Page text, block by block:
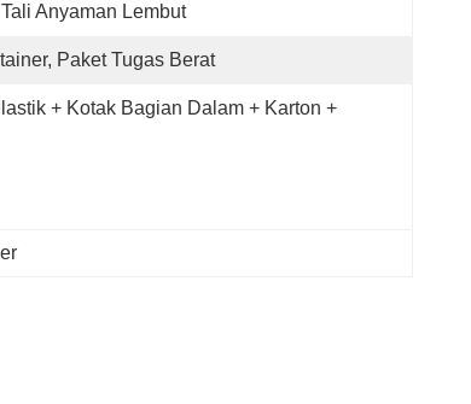
Anyaman Lembut
Paket Tugas Berat
+ Kotak Bagian Dalam + Karton +